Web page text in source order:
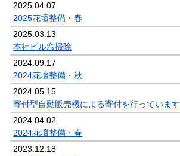
2025.04.07
2025花壇整備・春
2025.03.13
本社ビル窓掃除
2024.09.17
2024花壇整備・秋
2024.05.15
寄付型自動販売機による寄付を行っています
2024.04.02
2024花壇整備・春
2023.12.18